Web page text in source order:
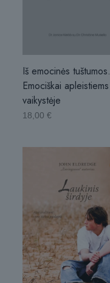
Iš emocinės tuštumos.
Emociškai apleistiems
vaikystėje
18,00 €